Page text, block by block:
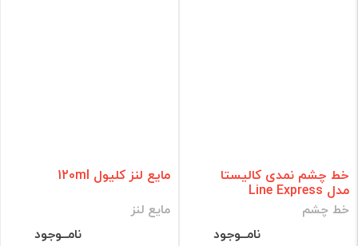
خط چشم نمدی کالیستا
مدل Line Express
خط چشم
نامــوجود
مایع لنز کلیول 120ml
مایع لنز
نامــوجود